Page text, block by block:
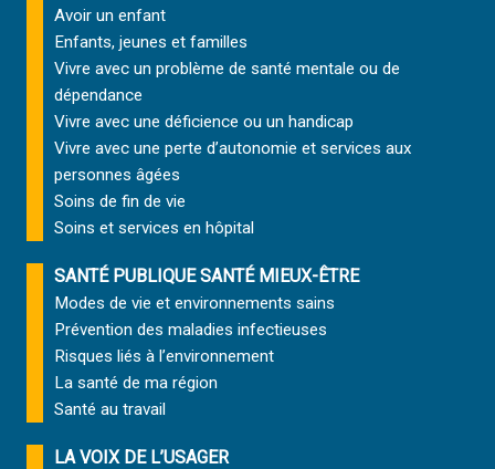
Avoir un enfant
Enfants, jeunes et familles
Vivre avec un problème de santé mentale ou de
dépendance
Vivre avec une déficience ou un handicap
Vivre avec une perte d’autonomie et services aux
personnes âgées
Soins de fin de vie
Soins et services en hôpital
SANTÉ PUBLIQUE SANTÉ MIEUX-ÊTRE
Modes de vie et environnements sains
Prévention des maladies infectieuses
Risques liés à l’environnement
La santé de ma région
Santé au travail
LA VOIX DE L’USAGER